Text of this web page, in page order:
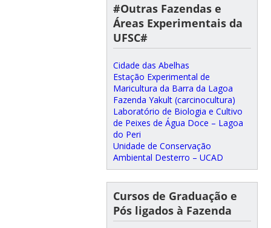
#Outras Fazendas e
Áreas Experimentais da
UFSC#
Cidade das Abelhas
Estação Experimental de
Maricultura da Barra da Lagoa
Fazenda Yakult (carcinocultura)
Laboratório de Biologia e Cultivo
de Peixes de Água Doce – Lagoa
do Peri
Unidade de Conservação
Ambiental Desterro – UCAD
Cursos de Graduação e
Pós ligados à Fazenda